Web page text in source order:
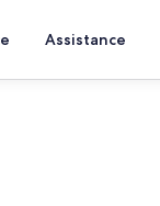
Assistance